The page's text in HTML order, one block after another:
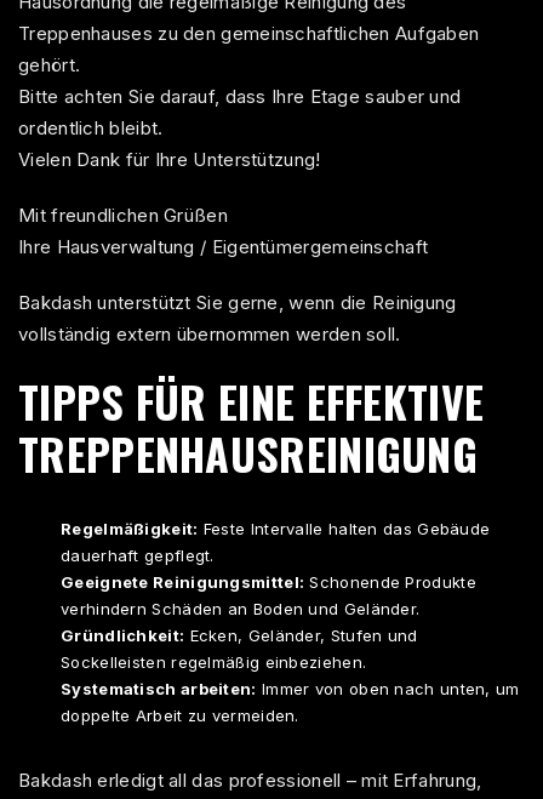
Treppenhauses zu den gemeinschaftlichen Aufgaben
gehört.
Bitte achten Sie darauf, dass Ihre Etage sauber und
ordentlich bleibt.
Vielen Dank für Ihre Unterstützung!
Mit freundlichen Grüßen
Ihre Hausverwaltung / Eigentümergemeinschaft
Bakdash unterstützt Sie gerne, wenn die Reinigung
vollständig extern übernommen werden soll.
TIPPS FÜR EINE EFFEKTIVE
TREPPENHAUSREINIGUNG
Regelmäßigkeit: Feste Intervalle halten das Gebäude
dauerhaft gepflegt.
Geeignete Reinigungsmittel: Schonende Produkte
verhindern Schäden an Boden und Geländer.
Gründlichkeit: Ecken, Geländer, Stufen und
Sockelleisten regelmäßig einbeziehen.
Systematisch arbeiten: Immer von oben nach unten, um
doppelte Arbeit zu vermeiden.
Bakdash erledigt all das professionell – mit Erfahrung,